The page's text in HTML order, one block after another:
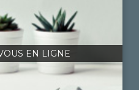
EN LIGNE